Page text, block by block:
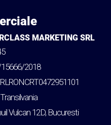
MARKETING SRL
2018
Vulcan 12D, Bucuresti